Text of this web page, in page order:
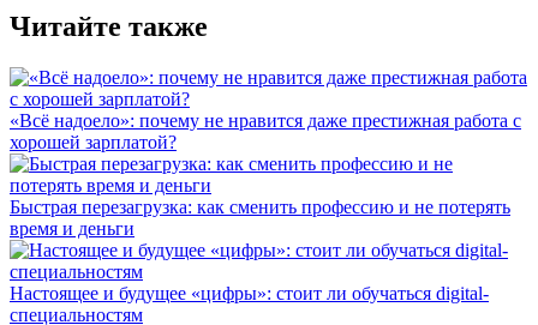
Читайте также
«Всё надоело»: почему не нравится даже престижная работа с
хорошей зарплатой?
Быстрая перезагрузка: как сменить профессию и не потерять
время и деньги
Настоящее и будущее «цифры»: стоит ли обучаться digital-
специальностям